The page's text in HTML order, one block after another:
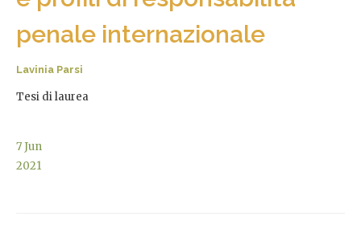
penale internazionale
Lavinia Parsi
Tesi di laurea
7Jun
2021